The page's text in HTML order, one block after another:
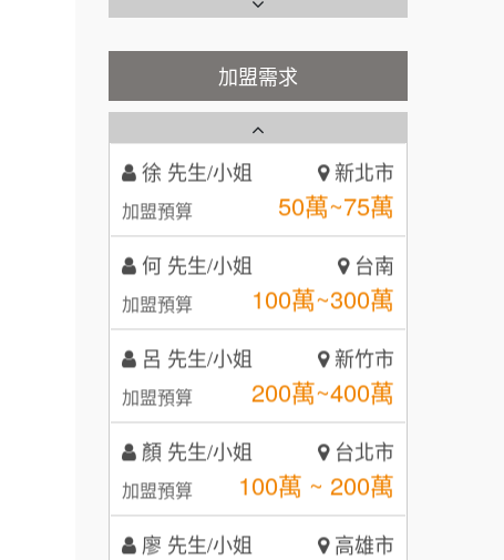
霏等茶
3 秉宏小米甜甜圈
4 潮鍋癮
5 咖啡LOOK
6 鼎威維修
7 88thai發發泰-泰式飯行家
8 呷尚寶
SHARE TEA歇腳亭
加盟需求
周 先生/小姐 台北
加盟預算 100萬 ~150萬
徐 先生/小姐 新北市
加盟預算 50萬~75萬
何 先生/小姐 台南
加盟預算 100萬~300萬
呂 先生/小姐 新竹市
加盟預算 200萬~400萬
顏 先生/小姐 台北市
加盟預算 100萬 ~ 200萬
廖 先生/小姐 高雄市
加盟預算 200萬~300萬
【曉妍美妝】誠徵行政櫃檯
自助洗衣店誠徵代洗收送人員
(台中市)
MUSHEN徵SPA美容芳療師